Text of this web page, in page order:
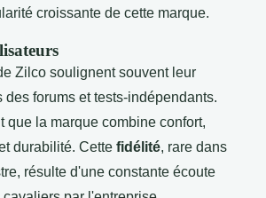
croissante de cette marque.
Zilco soulignent souvent leur
des forums et tests-indépendants.
que la marque combine confort,
durabilité. Cette fidélité, rare dans
résulte d'une constante écoute